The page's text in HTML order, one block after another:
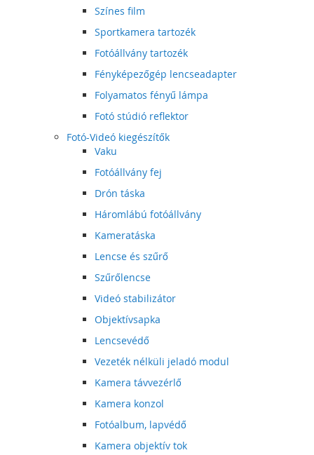
Színes film
Sportkamera tartozék
Fotóállvány tartozék
Fényképezőgép lencseadapter
Folyamatos fényű lámpa
Fotó stúdió reflektor
Fotó-Videó kiegészítők
Vaku
Fotóállvány fej
Drón táska
Háromlábú fotóállvány
Kameratáska
Lencse és szűrő
Szűrőlencse
Videó stabilizátor
Objektívsapka
Lencsevédő
Vezeték nélküli jeladó modul
Kamera távvezérlő
Kamera konzol
Fotóalbum, lapvédő
Kamera objektív tok